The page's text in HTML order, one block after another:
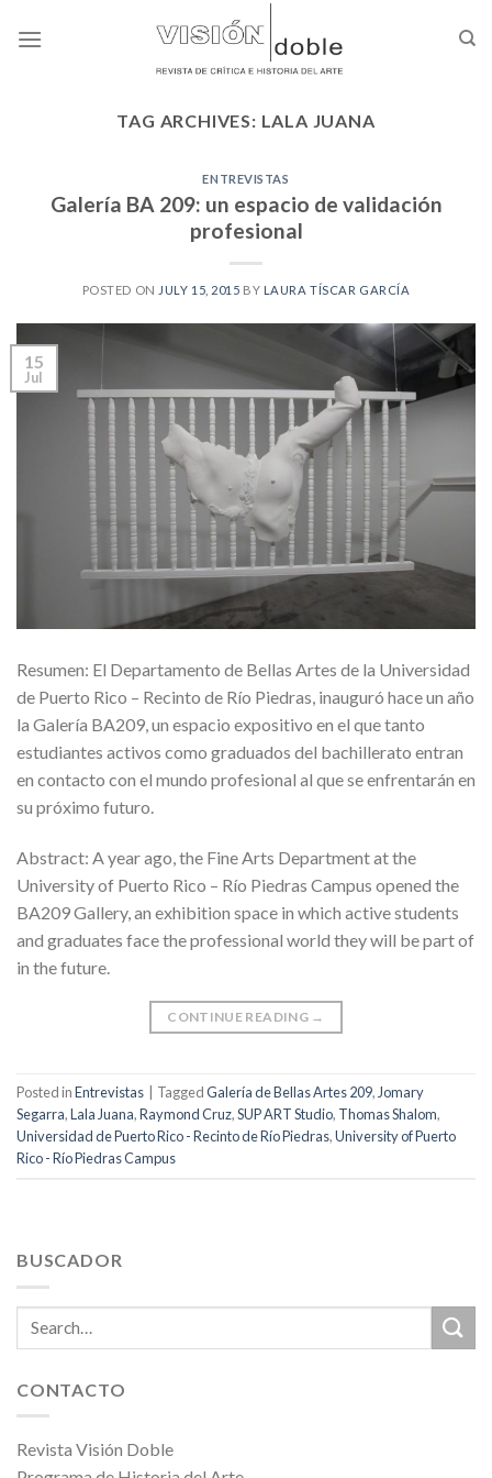
TAG ARCHIVES: LALA JUANA
ENTREVISTAS
Galería BA 209: un espacio de validación
profesional
POSTED ON JULY 15, 2015 BY LAURA TÍSCAR GARCÍA
15
Jul
Resumen: El Departamento de Bellas Artes de la Universidad
de Puerto Rico – Recinto de Río Piedras, inauguró hace un año
la Galería BA209, un espacio expositivo en el que tanto
estudiantes activos como graduados del bachillerato entran
en contacto con el mundo profesional al que se enfrentarán en
su próximo futuro.
Abstract: A year ago, the Fine Arts Department at the
University of Puerto Rico – Río Piedras Campus opened the
BA209 Gallery, an exhibition space in which active students
and graduates face the professional world they will be part of
in the future.
CONTINUE READING →
Posted inEntrevistas TaggedGalería de Bellas Artes 209,Jomary
Segarra,Lala Juana,Raymond Cruz,SUP ART Studio, Thomas Shalom,
Universidad de Puerto Rico - Recinto de Río Piedras,University of Puerto
Rico - Río Piedras Campus
BUSCADOR
CONTACTO
Revista Visión Doble